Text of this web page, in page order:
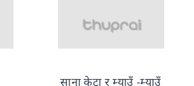
साना केटा र म्याउँ -म्याउँ